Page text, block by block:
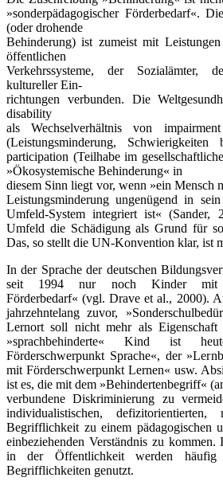
»sonderpädagogischer Förderbedarf«.
(oder drohende
Behinderung) ist zumeist mit
öffentlichen
Verkehrssysteme, der Sozialämter,
kultureller Ein-
­richtungen verbunden. Die
disability
als Wechselverhältnis von
(Leistungs­minderung,
participation (Teilhabe im
»Ökosystemische Behinderung« in
diesem Sinn liegt vor, wenn »ein Mensch
Leistungs­minderung ungenügend in
Umfeld-System integriert ist«
Umfeld die Schädigung als Grund für
Das, so stellt die UN-Konvention klar, ist
In der Sprache der deutschen
seit 1994 nur noch Kinder mit
Förderbedarf« (vgl. Drave et al., 2000).
jahrzehntelang zuvor,
Lernort soll nicht mehr als
»sprachbehinderte« Kind ist
Förderschwerpunkt Sprache«, der
mit Förderschwerpunkt Lernen« usw.
ist es, die mit dem »Behindertenbegriff«
verbundene Diskriminierung zu
individualistischen, defizitorientierten,
Begrifflichkeit zu einem pädagogischen
einbeziehenden Verständnis zu
in der Öffentlichkeit werden
Begrifflichkeiten genutzt.